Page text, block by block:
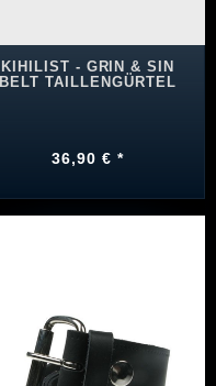
KIHILIST - GRIN & SIN
BELT TAILLENGÜRTEL
36,90 € *